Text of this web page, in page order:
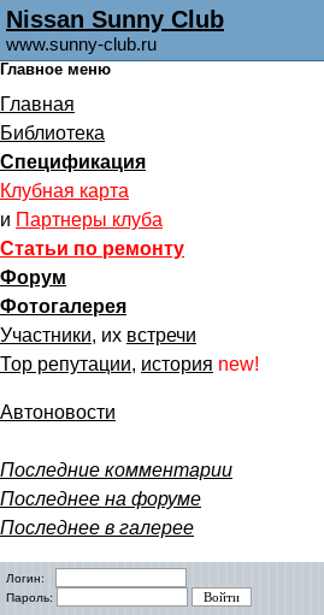
Nissan Sunny Club
www.sunny-club.ru
Главное меню
Главная
Библиотека
Спецификация
Клубная карта
и Партнеры клуба
Статьи по ремонту
Форум
Фотогалерея
Участники, их встречи
Тор репутации, история new!
Автоновости
Последние комментарии
Последнее на форуме
Последнее в галерее
Логин:
Пароль: